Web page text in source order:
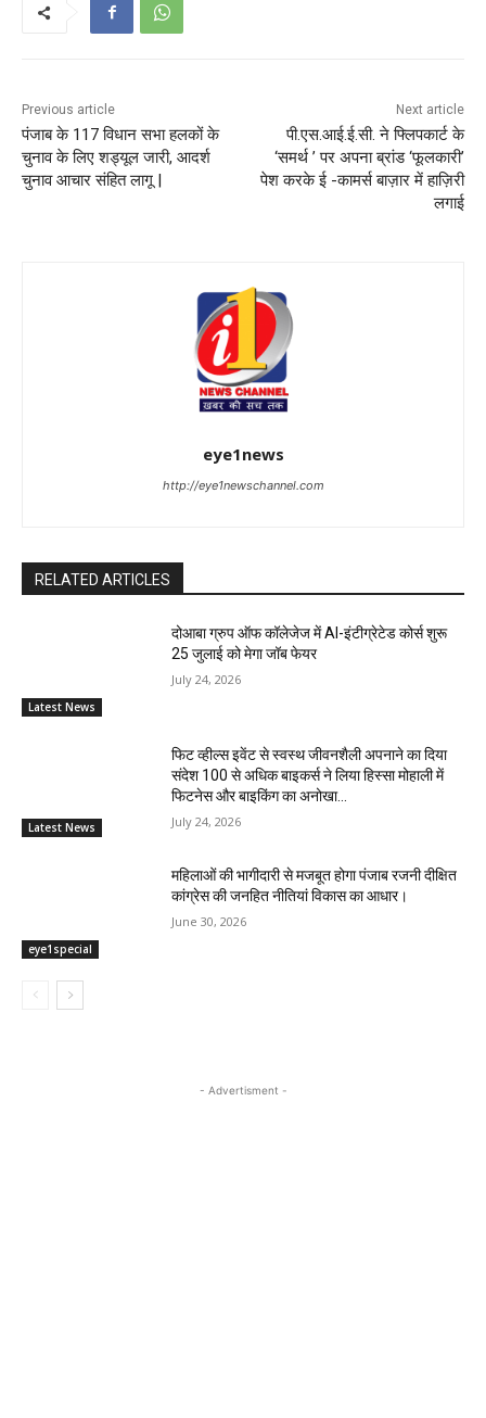
Previous article
पंजाब के 117 विधान सभा हलकों के
चुनाव के लिए शड्यूल जारी, आदर्श
चुनाव आचार संहित लागू |
Next article
पी.एस.आई.ई.सी. ने फ्लिपकार्ट के
‘समर्थ ’ पर अपना ब्रांड ‘फूलकारी’
पेश करके ई -कामर्स बाज़ार में हाज़िरी
लगाई
eye1news
http://eye1newschannel.com
RELATED ARTICLES
Latest News
दोआबा ग्रुप ऑफ कॉलेजेज में AI-इंटीग्रेटेड कोर्स शुरू
25 जुलाई को मेगा जॉब फेयर
July 24, 2026
Latest News
फिट व्हील्स इवेंट से स्वस्थ जीवनशैली अपनाने का दिया
संदेश 100 से अधिक बाइकर्स ने लिया हिस्सा मोहाली में
फिटनेस और बाइकिंग का अनोखा...
July 24, 2026
eye1special
महिलाओं की भागीदारी से मजबूत होगा पंजाब रजनी दीक्षित
कांग्रेस की जनहित नीतियां विकास का आधार।
June 30, 2026
- Advertisment -